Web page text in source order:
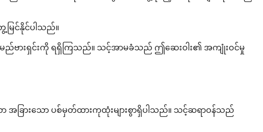
ြင်နိုင်ပါသည်။
ည်ဗားရှင်းကို ရရှိကြသည်။ သင့်အာမခံသည် ဤဆေးဝါး၏ အကျုံးဝင်မှု
ားသော ပစ်မှတ်ထားကုထုံးများစွာရှိပါသည်။ သင့်ဆရာဝန်သည်